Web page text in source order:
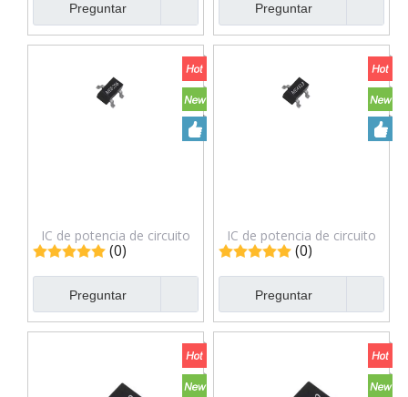
Preguntar Preguntar
IC de potencia de circuito
integrado ME6206A33M3G
(0)
Preguntar
IC de potencia de circuito
integrado ME4313BM6G
(0)
Preguntar